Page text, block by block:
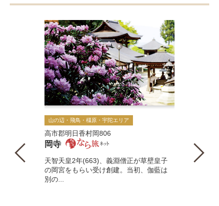
山の辺・飛鳥・橿原・宇陀エリア
高市郡明日香村岡806
岡寺
天智天皇2年(663)、義淵僧正が草壁皇子
の岡宮をもらい受け創建。当初、伽藍は
別の...